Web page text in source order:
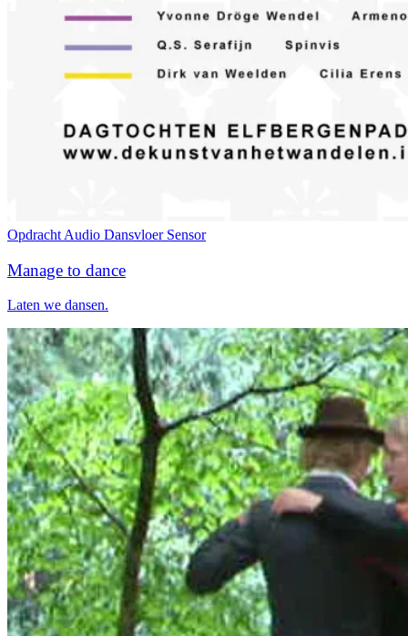
Opdracht Audio Dansvloer Sensor
Manage to dance
Laten we dansen.